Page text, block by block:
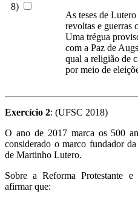
8)
As teses de
revoltas e guerras
Uma trégua
com a Paz de
qual a religião de
por meio de
Exercício 2: (UFSC 2018)
O ano de 2017 marca os 500
considerado o marco fundador
de Martinho Lutero.
Sobre a Reforma Protestante e
afirmar que: